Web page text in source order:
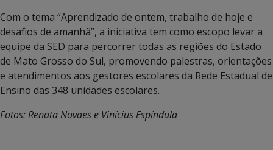
Com o tema “Aprendizado de ontem, trabalho de hoje e
desafios de amanhã”, a iniciativa tem como escopo levar a
equipe da SED para percorrer todas as regiões do Estado
de Mato Grosso do Sul, promovendo palestras, orientações
e atendimentos aos gestores escolares da Rede Estadual de
Ensino das 348 unidades escolares.
Fotos: Renata Novaes e Vinícius Espíndula